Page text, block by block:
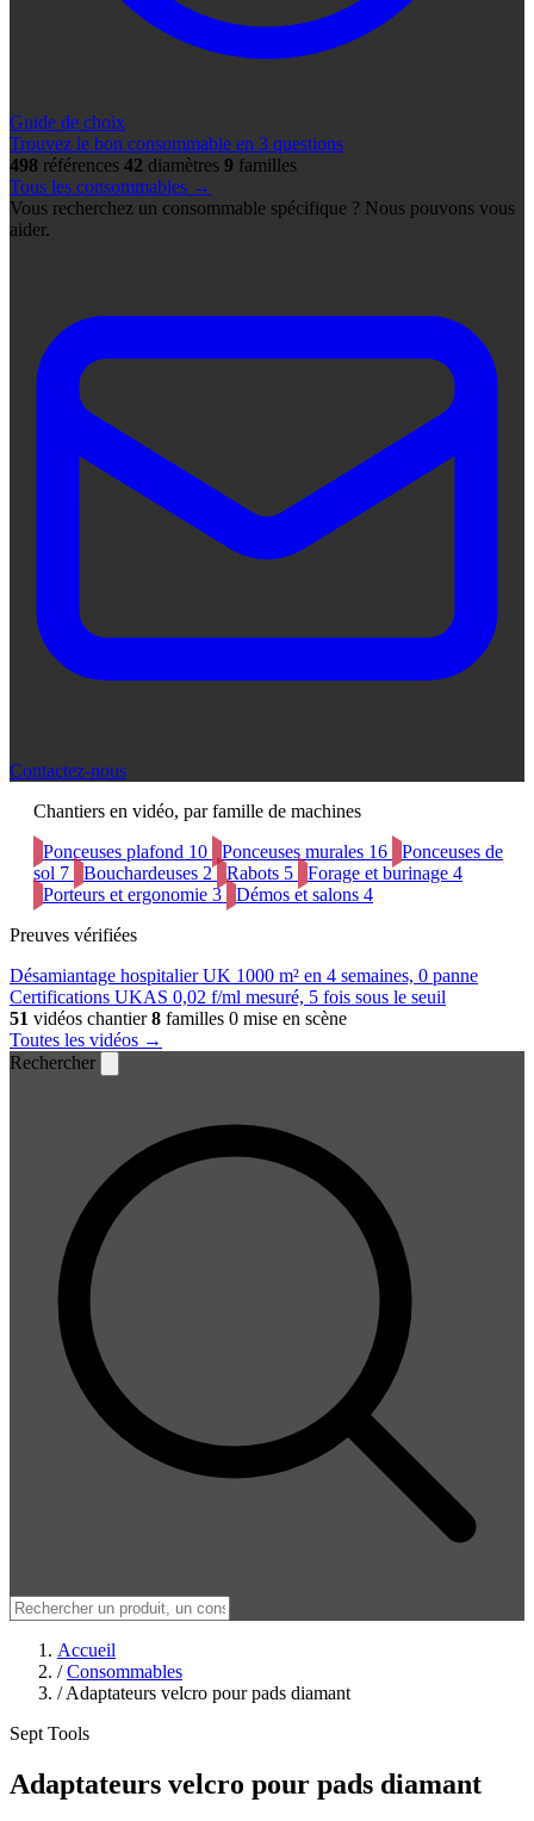
Guide de choix
Trouvez le bon consommable en 3 questions
498 références 42 diamètres 9 familles
Tous les consommables →
Vous recherchez un consommable spécifique ? Nous pouvons vous
aider.
Contactez-nous
Chantiers en vidéo, par famille de machines
Ponceuses plafond 10 Ponceuses murales 16
Ponceuses de
sol 7 Bouchardeuses 2 Rabots 5 Forage et burinage 4
Porteurs et ergonomie 3 Démos et salons 4
Preuves vérifiées
Désamiantage hospitalier UK 1000 m² en 4 semaines, 0 panne
Certifications UKAS 0,02 f/ml mesuré, 5 fois sous le seuil
51 vidéos chantier8 familles 0 mise en scène
Toutes les vidéos →
Rechercher
Accueil
/ Consommables
/ Adaptateurs velcro pour pads diamant
Sept Tools
Adaptateurs velcro pour pads diamant